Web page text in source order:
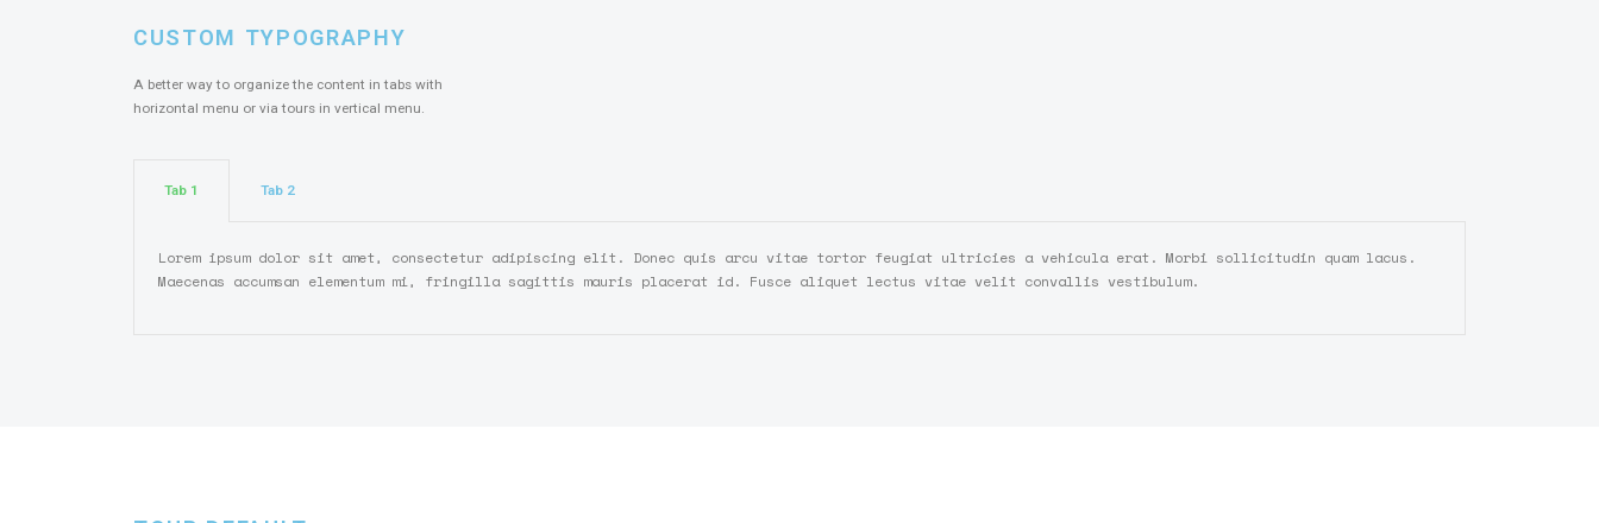
CUSTOM TYPOGRAPHY
A better way to organize the content in tabs with
horizontal menu or via tours in vertical menu.
Tab 1 Tab 2
Lorem ipsum dolor sit amet, consectetur adipiscing elit. Donec quis arcu vitae tortor feugiat ultricies a vehicula erat. Morbi sollicitudin quam lacus.
Maecenas accumsan elementum mi, fringilla sagittis mauris placerat id. Fusce aliquet lectus vitae velit convallis vestibulum.